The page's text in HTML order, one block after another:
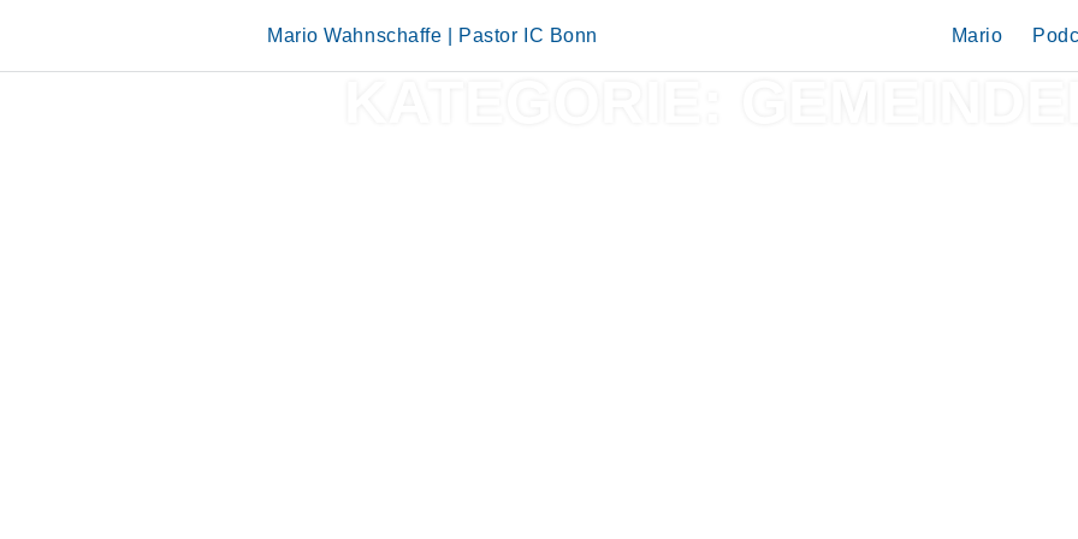
Mario Wahnschaffe | Pastor IC Bonn Mario